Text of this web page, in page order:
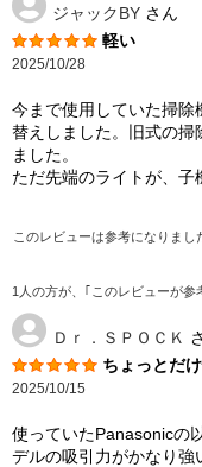
ジャックBY さん
軽い
2025/10/28
今まで使用していた掃
替えしました。旧式の掃
ました。
ただ先端のライトが、子
このレビューは参考になりまし
1人の方が、｢このレビューが参
Ｄｒ．ＳＰＯＣＫ
ちょっとだ
2025/10/15
使っていたPanasonicの
デルの吸引力がかなり強